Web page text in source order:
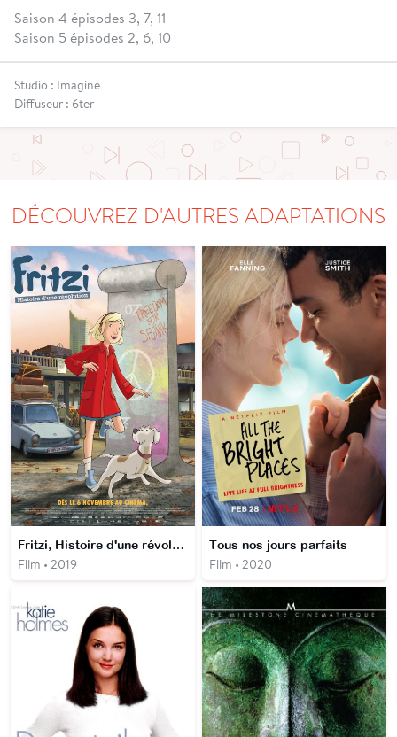
Saison 4 épisodes 3, 7, 11
Saison 5 épisodes 2, 6, 10
Studio : Imagine
Diffuseur : 6ter
DÉCOUVREZ D'AUTRES ADAPTATIONS
Fritzi, Histoire d'une révolution
Film • 2019
Tous nos jours parfaits
Film • 2020